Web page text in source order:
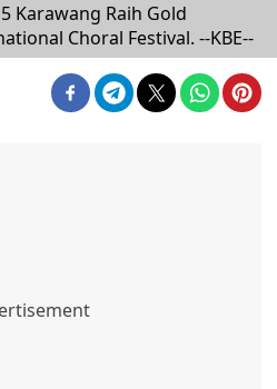
Karawang Raih Gold
Choral Festival. --KBE--